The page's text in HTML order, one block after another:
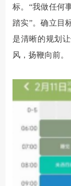
标。“我做任何
踏实”。确立目
是清晰的规划
风，扬鞭向前。